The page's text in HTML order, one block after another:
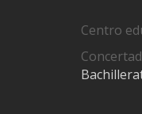
Centro